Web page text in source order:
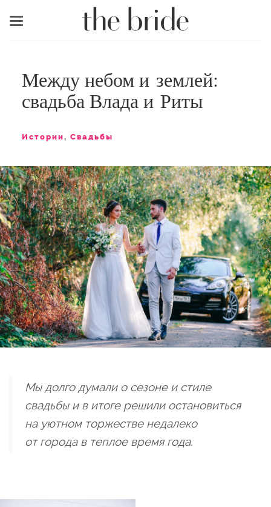
Меню
Между небом и землей:
свадьба Влада и Риты
Истории, Свадьбы
Мы долго думали о сезоне и стиле
свадьбы и в итоге решили остановиться
на уютном торжестве недалеко
от города в теплое время года.